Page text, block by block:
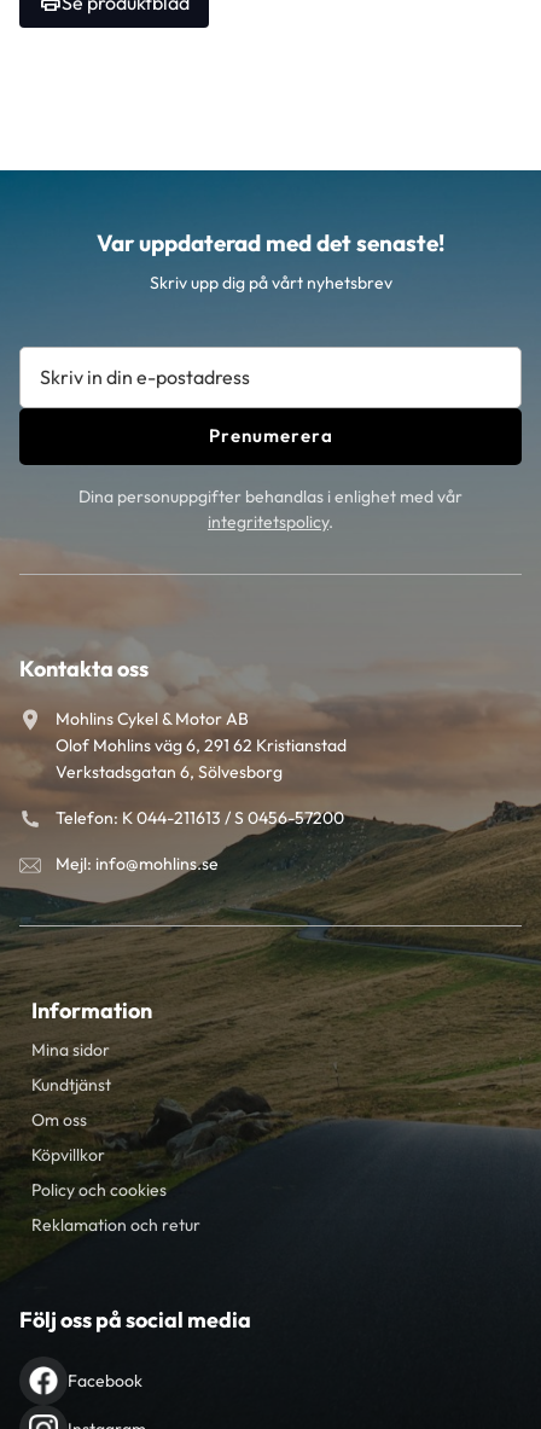
Var uppdaterad med det senaste!
Skriv upp dig på vårt nyhetsbrev
Prenumerera
Dina personuppgifter behandlas i enlighet med vår
integritetspolicy.
Kontakta oss
Mohlins Cykel & Motor AB
Olof Mohlins väg 6, 291 62 Kristianstad
Verkstadsgatan 6, Sölvesborg
Telefon: K 044-211613 / S 0456-57200
Mejl: info@mohlins.se
Information
Mina sidor
Kundtjänst
Om oss
Köpvillkor
Policy och cookies
Reklamation och retur
Följ oss på social media
Facebook